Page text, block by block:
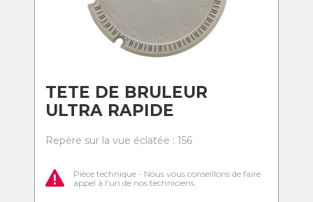
TETE DE BRULEUR
ULTRA RAPIDE
Repère sur la vue éclatée : 156
Pièce technique - Nous vous conseillons de faire
appel à l'un de nos techniciens